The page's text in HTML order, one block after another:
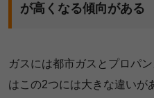
が高くなる傾向がある
ガスには都市ガスとプロパ
はこの2つには大きな違いが